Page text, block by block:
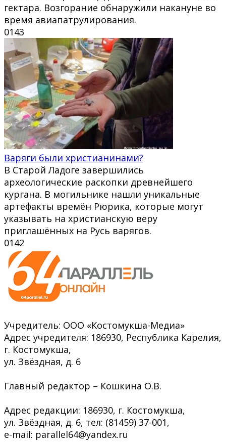
гектара. Возгорание обнаружили накануне во
время авиапатрулирования.
0143
Варяги были христианинами?
В Старой Ладоге завершились
археологические раскопки древнейшего
кургана. В могильнике нашли уникальные
артефакты времён Рюрика, которые могут
указывать на христианскую веру
приглашённых на Русь варягов.
0142
Учредитель: ООО «Костомукша-Медиа»
Адрес учредителя: 186930, Республика Карелия,
г. Костомукша,
ул. Звёздная, д. 6
Главный редактор – Кошкина О.В.
Адрес редакции: 186930, г. Костомукша,
ул. Звёздная, д. 6, тел: (81459) 37-001,
e-mail: parallel64@yandex.ru